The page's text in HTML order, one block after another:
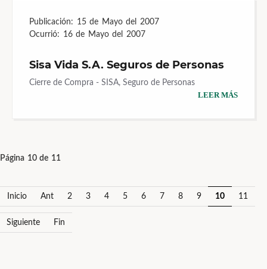
Publicación: 15 de Mayo del 2007
Ocurrió: 16 de Mayo del 2007
Sisa Vida S.A. Seguros de Personas
Cierre de Compra - SISA, Seguro de Personas
LEER MÁS
Página 10 de 11
Inicio Ant 2 3 4 5 6 7 8 9 10 11
Siguiente Fin